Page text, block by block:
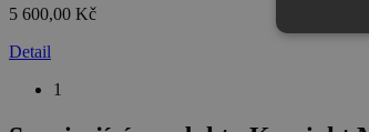
5 600,00 Kč
Detail
1